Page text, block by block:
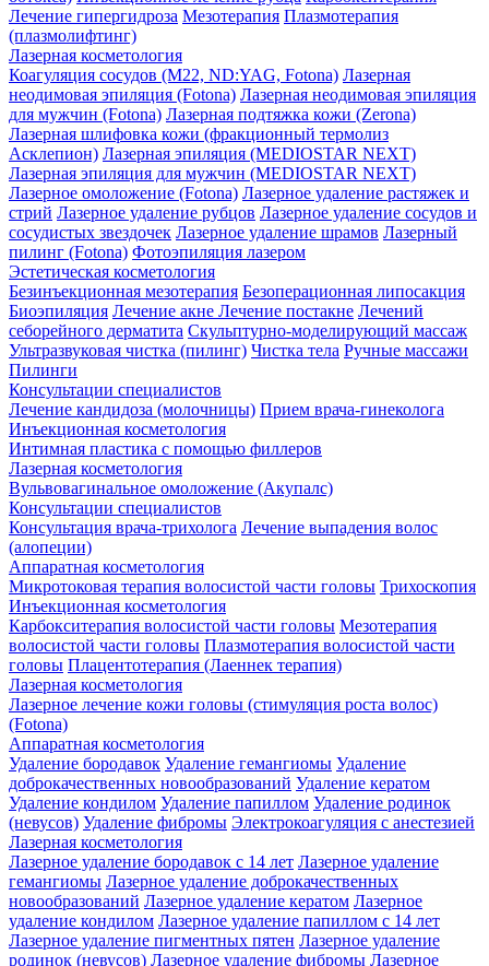
Лечение гипергидроза Мезотерапия Плазмотерапия
(плазмолифтинг)
Лазерная косметология
Коагуляция сосудов (М22, ND:YAG, Fotona) Лазерная
неодимовая эпиляция (Fotona) Лазерная неодимовая эпиляция
для мужчин (Fotona) Лазерная подтяжка кожи (Zerona)
Лазерная шлифовка кожи (фракционный термолиз
Асклепион) Лазерная эпиляция (MEDIOSTAR NEXT)
Лазерная эпиляция для мужчин (MEDIOSTAR NEXT)
Лазерное омоложение (Fotona) Лазерное удаление растяжек и
стрий Лазерное удаление рубцов Лазерное удаление сосудов и
сосудистых звездочек Лазерное удаление шрамов Лазерный
пилинг (Fotona) Фотоэпиляция лазером
Эстетическая косметология
Безинъекционная мезотерапия Безоперационная липосакция
Биоэпиляция Лечение акне Лечение постакне Лечений
себорейного дерматита Скульптурно-моделирующий массаж
Ультразвуковая чистка (пилинг) Чистка тела Ручные массажи
Пилинги
Консультации специалистов
Лечение кандидоза (молочницы) Прием врача-гинеколога
Инъекционная косметология
Интимная пластика с помощью филлеров
Лазерная косметология
Вульвовагинальное омоложение (Акупалс)
Консультации специалистов
Консультация врача-трихолога Лечение выпадения волос
(алопеции)
Аппаратная косметология
Микротоковая терапия волосистой части головы Трихоскопия
Инъекционная косметология
Карбокситерапия волосистой части головы Мезотерапия
волосистой части головы Плазмотерапия волосистой части
головы Плацентотерапия (Лаеннек терапия)
Лазерная косметология
Лазерное лечение кожи головы (стимуляция роста волос)
(Fotona)
Аппаратная косметология
Удаление бородавок Удаление гемангиомы Удаление
доброкачественных новообразований Удаление кератом
Удаление кондилом Удаление папиллом Удаление родинок
(невусов) Удаление фибромы Электрокоагуляция с анестезией
Лазерная косметология
Лазерное удаление бородавок с 14 лет Лазерное удаление
гемангиомы Лазерное удаление доброкачественных
новообразований Лазерное удаление кератом Лазерное
удаление кондилом Лазерное удаление папиллом с 14 лет
Лазерное удаление пигментных пятен Лазерное удаление
родинок (невусов) Лазерное удаление фибромы Лазерное